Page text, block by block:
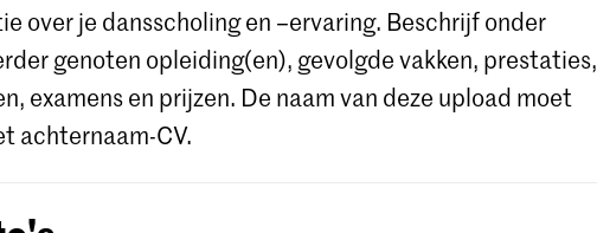
over je dansscholing en –ervaring. Beschrijf onder
genoten opleiding(en), gevolgde vakken, prestaties,
examens en prijzen. De naam van deze upload moet
achternaam-CV.